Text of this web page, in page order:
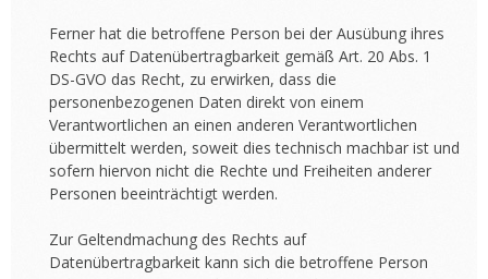
Ferner hat die betroffene Person bei der Ausübung ihres
Rechts auf Datenübertragbarkeit gemäß Art. 20 Abs. 1
DS-GVO das Recht, zu erwirken, dass die
personenbezogenen Daten direkt von einem
Verantwortlichen an einen anderen Verantwortlichen
übermittelt werden, soweit dies technisch machbar ist und
sofern hiervon nicht die Rechte und Freiheiten anderer
Personen beeinträchtigt werden.
Zur Geltendmachung des Rechts auf
Datenübertragbarkeit kann sich die betroffene Person